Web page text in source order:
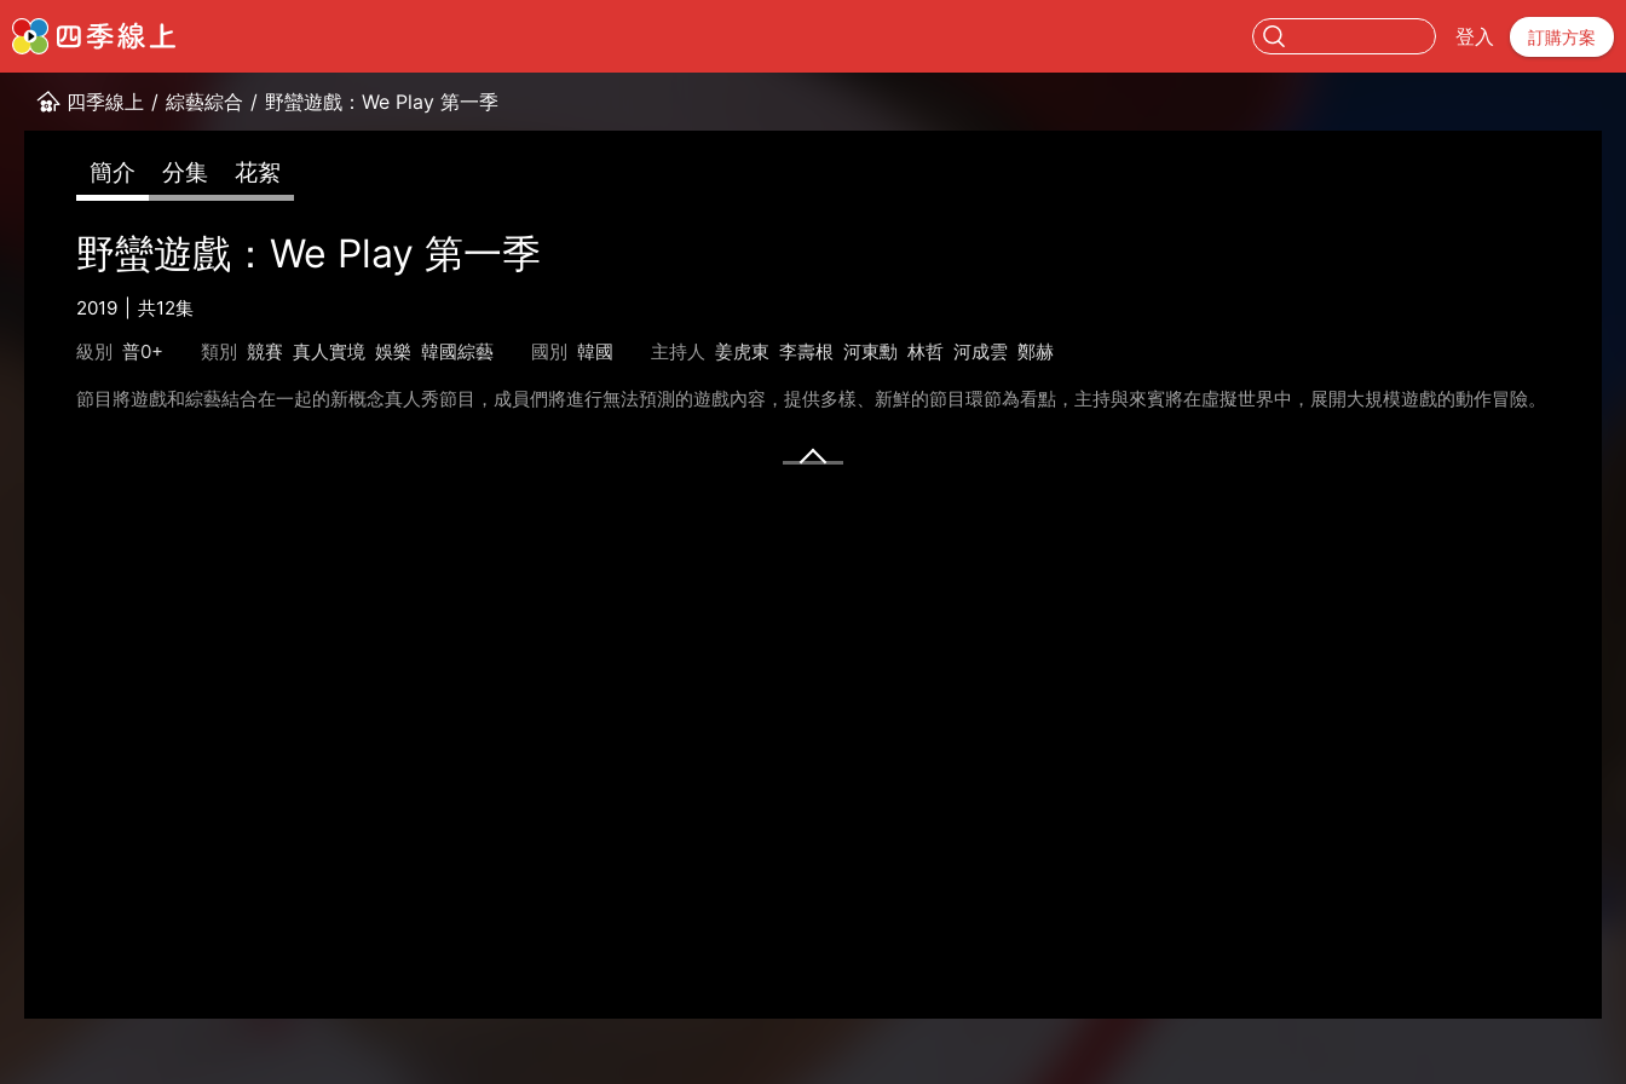
登入 訂購方案
四季線上 / 綜藝綜合 / 野蠻遊戲：We Play 第一季
簡介 分集 花絮
野蠻遊戲：We Play 第一季
2019
共12集
級別 普0+ 類別 競賽 真人實境 娛樂 韓國綜藝 國別 韓國 主持人 姜虎東 李壽根 河東勳 林哲 河成雲 鄭赫
節目將遊戲和綜藝結合在一起的新概念真人秀節目，成員們將進行無法預測的遊戲內容，提供多樣、新鮮的節目環節為看點，主持與來賓將在虛擬世界中，展開大規模遊戲的動作冒險。